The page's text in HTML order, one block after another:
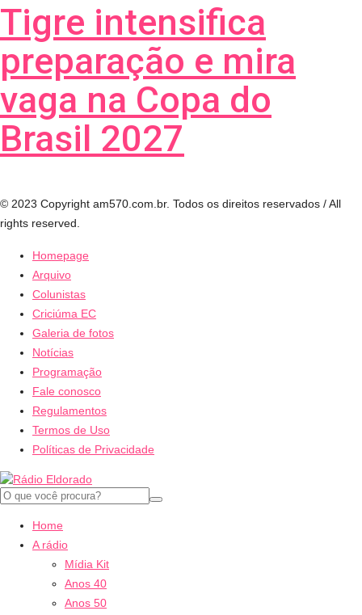
Tigre intensifica
preparação e mira
vaga na Copa do
Brasil 2027
© 2023 Copyright am570.com.br. Todos os direitos reservados / All
rights reserved.
Homepage
Arquivo
Colunistas
Criciúma EC
Galeria de fotos
Notícias
Programação
Fale conosco
Regulamentos
Termos de Uso
Políticas de Privacidade
Home
A rádio
Mídia Kit
Anos 40
Anos 50